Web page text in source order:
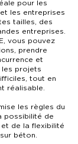
pour les
les entreprises
tailles, des
entreprises.
vous pouvez
prendre
et
les projets
tout en
réalisable.
les règles du
possibilité de
de la flexibilité
béton.